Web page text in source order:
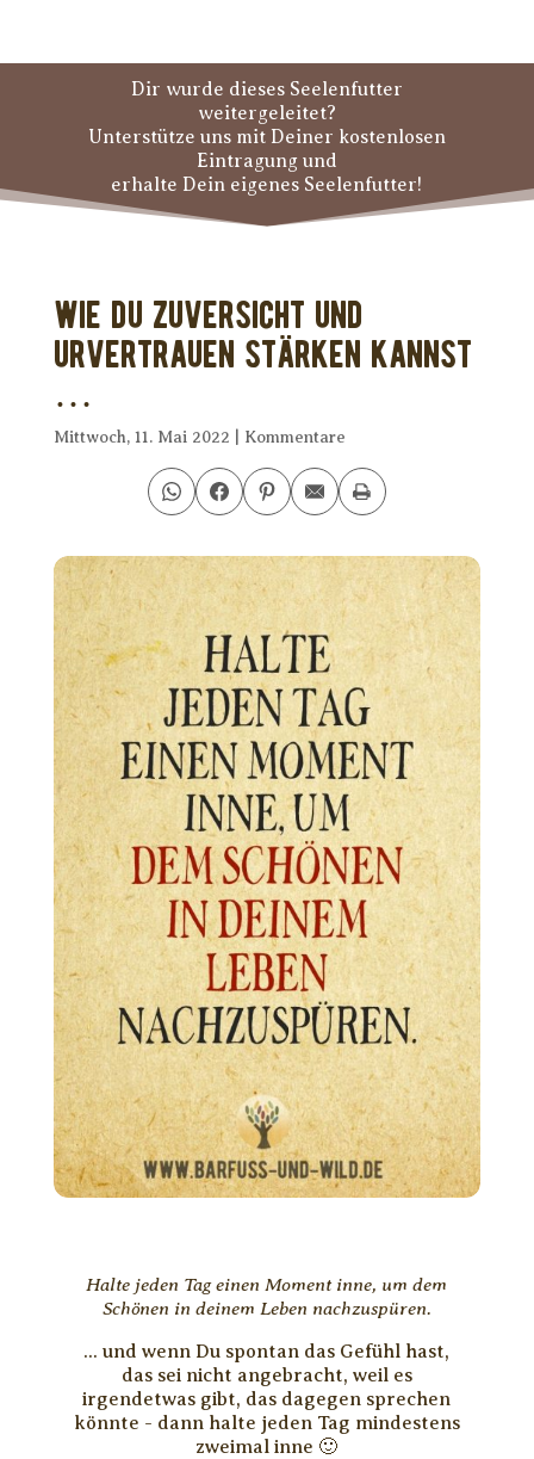
Dir wurde dieses Seelenfutter
weitergeleitet?
Unterstütze uns mit Deiner kostenlosen
Eintragung und
erhalte Dein eigenes Seelenfutter!
Wie Du Zuversicht und
Urvertrauen stärken kannst
…
Mittwoch, 11. Mai 2022 Kommentare
Halte jeden Tag einen Moment inne, um dem
Schönen in deinem Leben nachzuspüren.
... und wenn Du spontan das Gefühl hast,
das sei nicht angebracht, weil es
irgendetwas gibt, das dagegen sprechen
könnte - dann halte jeden Tag mindestens
zweimal inne 🙂